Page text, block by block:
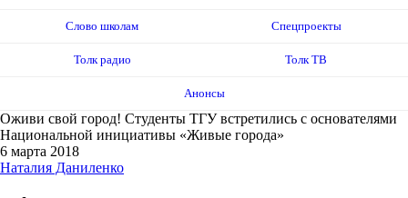
Слово школам Спецпроекты
Толк радио Толк ТВ
Анонсы
Оживи свой город! Студенты ТГУ встретились с основателями
Национальной инициативы «Живые города»
6 марта 2018
Наталия Даниленко